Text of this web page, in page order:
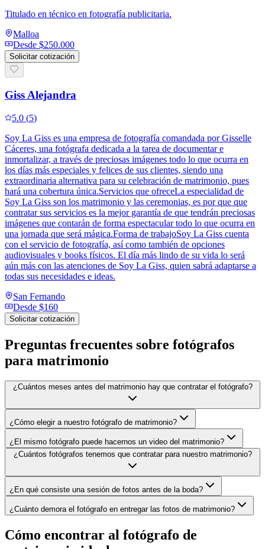
Titulado en técnico en fotografía publicitaria.
Malloa
Desde $250.000
Solicitar cotización
Giss Alejandra
5.0 (5)
Soy La Giss es una empresa de fotografía comandada por Gisselle
Cáceres, una fotógrafa dedicada a la tarea de documentar e
inmortalizar, a través de preciosas imágenes todo lo que ocurra en
los días más especiales y felices de sus clientes, siendo una
extraordinaria alternativa para su celebración de matrimonio, pues
hará una cobertura única.Servicios que ofreceLa especialidad de
Soy La Giss son los matrimonio y las ceremonias, es por que que
contratar sus servicios es la mejor garantía de que tendrán preciosas
imágenes que contarán de forma espectacular todo lo que ocurra en
una jornada que será mágica.Forma de trabajoSoy La Giss cuenta
con el servicio de fotografía, así como también de opciones
audiovisuales y books físicos. El día más lindo de su vida lo será
aún más con las atenciones de Soy La Giss, quien sabrá adaptarse a
todas sus necesidades e ideas.
San Fernando
Desde $160
Solicitar cotización
Preguntas frecuentes sobre fotógrafos
para matrimonio
¿Cuántos meses antes del matrimonio hay que contratar el fotógrafo?
¿Cómo elegir a nuestro fotógrafo de matrimonio?
¿El mismo fotógrafo puede hacernos un video del matrimonio?
¿Cuántos fotógrafos tenemos que contratar para nuestro matrimonio?
¿En qué consiste una sesión de fotos antes de la boda?
¿Cuánto demora el fotógrafo en entregar las fotos de matrimonio?
Cómo encontrar al fotógrafo de